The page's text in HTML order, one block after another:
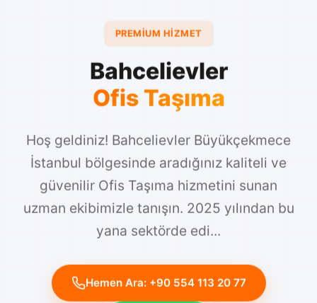
PREMIUM HIZMET
Bahcelievler
Ofis Taşıma
İstanbul bölgesinde aradığınız kaliteli ve
güvenilir Ofis Taşıma hizmetini sunan
uzman ekibimizle tanışın. 2025 yılından bu
yana sektörde edi...